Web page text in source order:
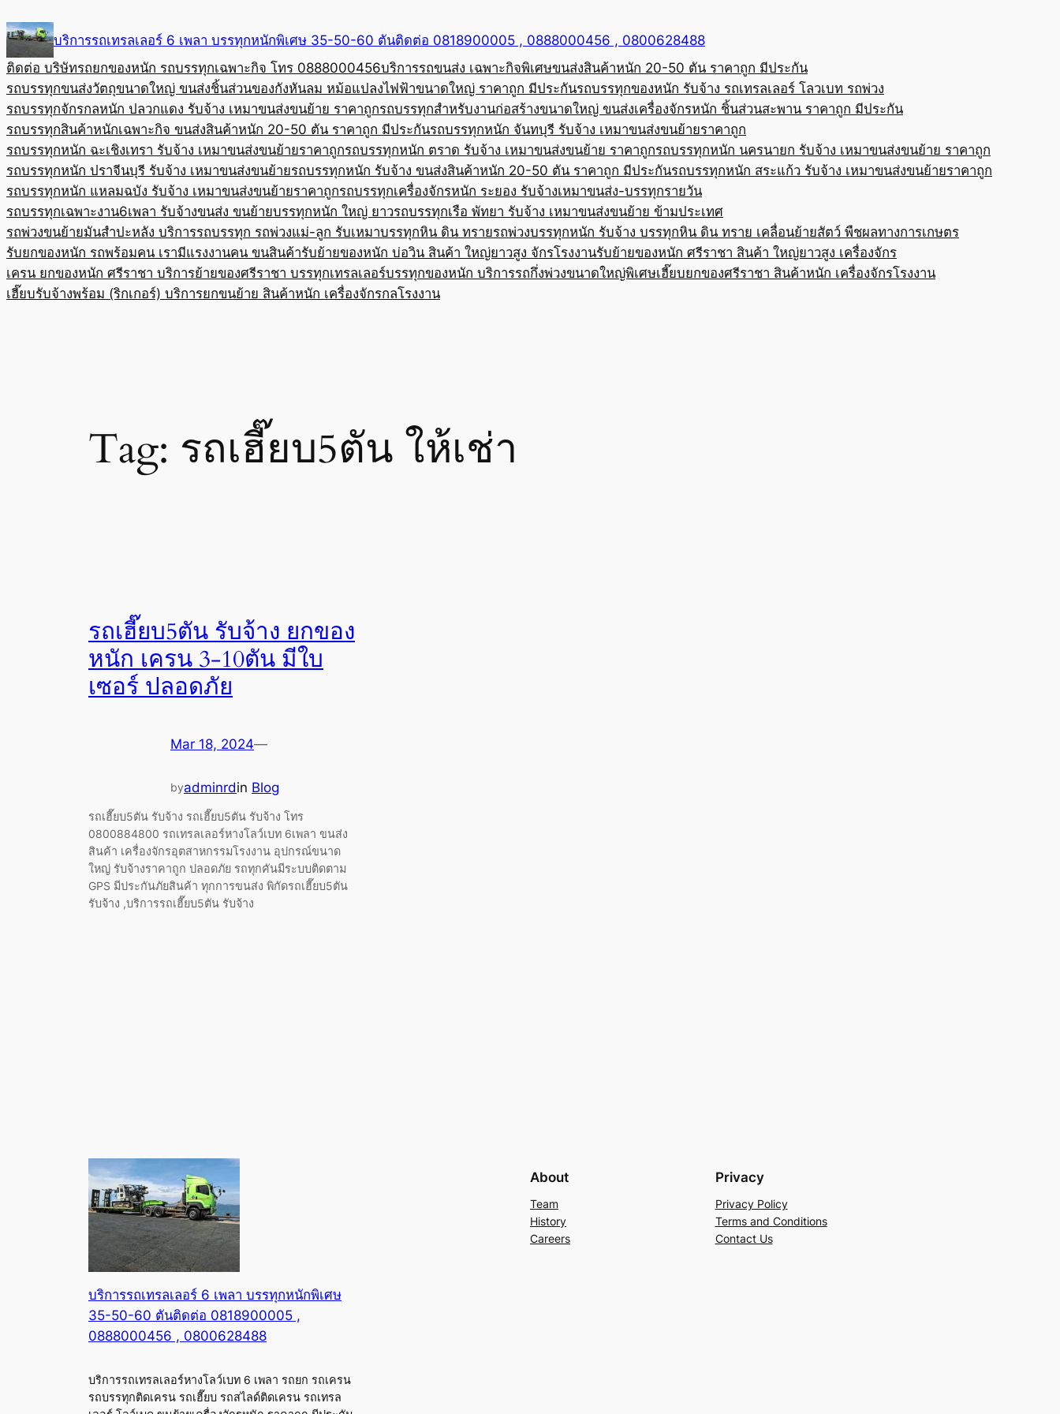
to
content
บริการรถเทรลเลอร์ 6 เพลา บรรทุกหนักพิเศษ 35-50-60 ตันติดต่อ 0818900005 , 0888000456 , 0800628488
ติดต่อ บริษัทรถยกของหนัก รถบรรทุกเฉพาะกิจ โทร 0888000456บริการรถขนส่ง เฉพาะกิจพิเศษขนส่งสินค้าหนัก 20-50 ตัน ราคาถูก มีประกัน
รถบรรทุกขนส่งวัตถุขนาดใหญ่ ขนส่งชิ้นส่วนของกังหันลม หม้อแปลงไฟฟ้าขนาดใหญ่ ราคาถูก มีประกันรถบรรทุกของหนัก รับจ้าง รถเทรลเลอร์ โลวเบท รถพ่วง
รถบรรทุกจักรกลหนัก ปลวกแดง รับจ้าง เหมาขนส่งขนย้าย ราคาถูกรถบรรทุกสำหรับงานก่อสร้างขนาดใหญ่ ขนส่งเครื่องจักรหนัก ชิ้นส่วนสะพาน ราคาถูก มีประกัน
รถบรรทุกสินค้าหนักเฉพาะกิจ ขนส่งสินค้าหนัก 20-50 ตัน ราคาถูก มีประกันรถบรรทุกหนัก จันทบุรี รับจ้าง เหมาขนส่งขนย้ายราคาถูก
รถบรรทุกหนัก ฉะเชิงเทรา รับจ้าง เหมาขนส่งขนย้ายราคาถูกรถบรรทุกหนัก ตราด รับจ้าง เหมาขนส่งขนย้าย ราคาถูกรถบรรทุกหนัก นครนายก รับจ้าง เหมาขนส่งขนย้าย ราคาถูก
รถบรรทุกหนัก ปราจีนบุรี รับจ้าง เหมาขนส่งขนย้ายรถบรรทุกหนัก รับจ้าง ขนส่งสินค้าหนัก 20-50 ตัน ราคาถูก มีประกันรถบรรทุกหนัก สระแก้ว รับจ้าง เหมาขนส่งขนย้ายราคาถูก
รถบรรทุกหนัก แหลมฉบัง รับจ้าง เหมาขนส่งขนย้ายราคาถูกรถบรรทุกเครื่องจักรหนัก ระยอง รับจ้างเหมาขนส่ง-บรรทุกรายวัน
รถบรรทุกเฉพาะงาน6เพลา รับจ้างขนส่ง ขนย้ายบรรทุกหนัก ใหญ่ ยาวรถบรรทุกเรือ พัทยา รับจ้าง เหมาขนส่งขนย้าย ข้ามประเทศ
รถพ่วงขนย้ายมันสำปะหลัง บริการรถบรรทุก รถพ่วงแม่-ลูก รับเหมาบรรทุกหิน ดิน ทรายรถพ่วงบรรทุกหนัก รับจ้าง บรรทุกหิน ดิน ทราย เคลื่อนย้ายสัตว์ พืชผลทางการเกษตร
รับยกของหนัก รถพร้อมคน เรามีแรงงานคน ขนสินค้ารับย้ายของหนัก บ่อวิน สินค้า ใหญ่ยาวสูง จักรโรงงานรับย้ายของหนัก ศรีราชา สินค้า ใหญ่ยาวสูง เครื่องจักร
เครน ยกของหนัก ศรีราชา บริการย้ายของศรีราชา บรรทุกเทรลเลอร์บรรทุกของหนัก บริการรถกึ่งพ่วงขนาดใหญ่พิเศษเฮี๊ยบยกของศรีราชา สินค้าหนัก เครื่องจักรโรงงาน
เฮี๊ยบรับจ้างพร้อม (ริกเกอร์) บริการยกขนย้าย สินค้าหนัก เครื่องจักรกลโรงงาน
Tag: รถเฮี๊ยบ5ตัน ให้เช่า
รถเฮี๊ยบ5ตัน รับจ้าง ยกของ
หนัก เครน 3-10ตัน มีใบ
เซอร์ ปลอดภัย
Mar 18, 2024—
byadminrdin Blog
รถเฮี๊ยบ5ตัน รับจ้าง รถเฮี๊ยบ5ตัน รับจ้าง โทร
0800884800 รถเทรลเลอร์หางโลว์เบท 6เพลา ขนส่ง
สินค้า เครื่องจักรอุตสาหกรรมโรงงาน อุปกรณ์ขนาด
ใหญ่ รับจ้างราคาถูก ปลอดภัย รถทุกคันมีระบบติดตาม
GPS มีประกันภัยสินค้า ทุกการขนส่ง พิกัดรถเฮี๊ยบ5ตัน
รับจ้าง ,บริการรถเฮี๊ยบ5ตัน รับจ้าง
บริการรถเทรลเลอร์ 6 เพลา บรรทุกหนักพิเศษ
35-50-60 ตันติดต่อ 0818900005 ,
0888000456 , 0800628488
บริการรถเทรลเลอร์หางโลว์เบท 6 เพลา รถยก รถเครน
รถบรรทุกติดเครน รถเฮี๊ยบ รถสไลด์ติดเครน รถเทรล
About
Team
History
Careers
Privacy
Privacy Policy
Terms and Conditions
Contact Us